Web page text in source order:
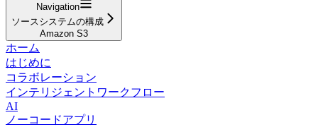
Navigation
ソースシステムの構成
Amazon S3
ホーム
はじめに
コラボレーション
インテリジェントワークフロー
AI
ノーコードアプリ